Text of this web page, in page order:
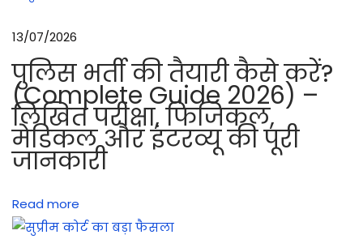
मो
र्टा
र
के
रं
ग
औ
13/07/2026
पुलिस भर्ती की तैयारी कैसे करें?
(Complete Guide 2026) –
लिखित परीक्षा, फिजिकल,
मेडिकल और इंटरव्यू की पूरी
जानकारी
Read more